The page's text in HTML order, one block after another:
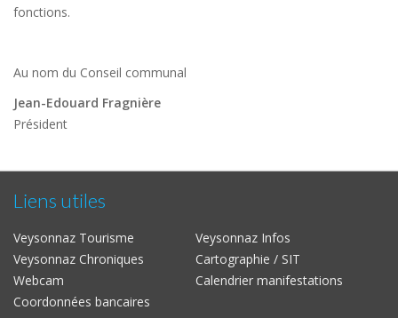
fonctions.
Au nom du Conseil communal
Jean-Edouard Fragnière
Président
Liens utiles
Veysonnaz Tourisme
Veysonnaz Infos
Veysonnaz Chroniques
Cartographie / SIT
Webcam
Calendrier manifestations
Coordonnées bancaires